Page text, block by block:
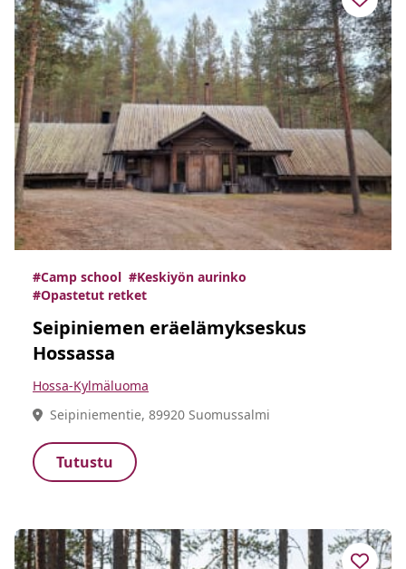
#Camp school #Keskiyön aurinko
#Opastetut retket
Seipiniemen eräelämykseskus
Hossassa
Hossa-Kylmäluoma
Seipiniementie, 89920 Suomussalmi
Tutustu